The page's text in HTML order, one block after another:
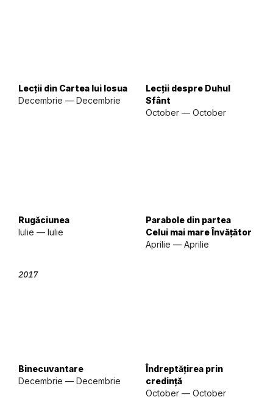
Lecții din Cartea lui Iosua
Decembrie — Decembrie
Lecții despre Duhul
Sfânt
October — October
Rugăciunea
Iulie — Iulie
Parabole din partea
Celui mai mare Învățător
Aprilie — Aprilie
2017
Binecuvantare
Decembrie — Decembrie
Îndreptățirea prin
credință
October — October